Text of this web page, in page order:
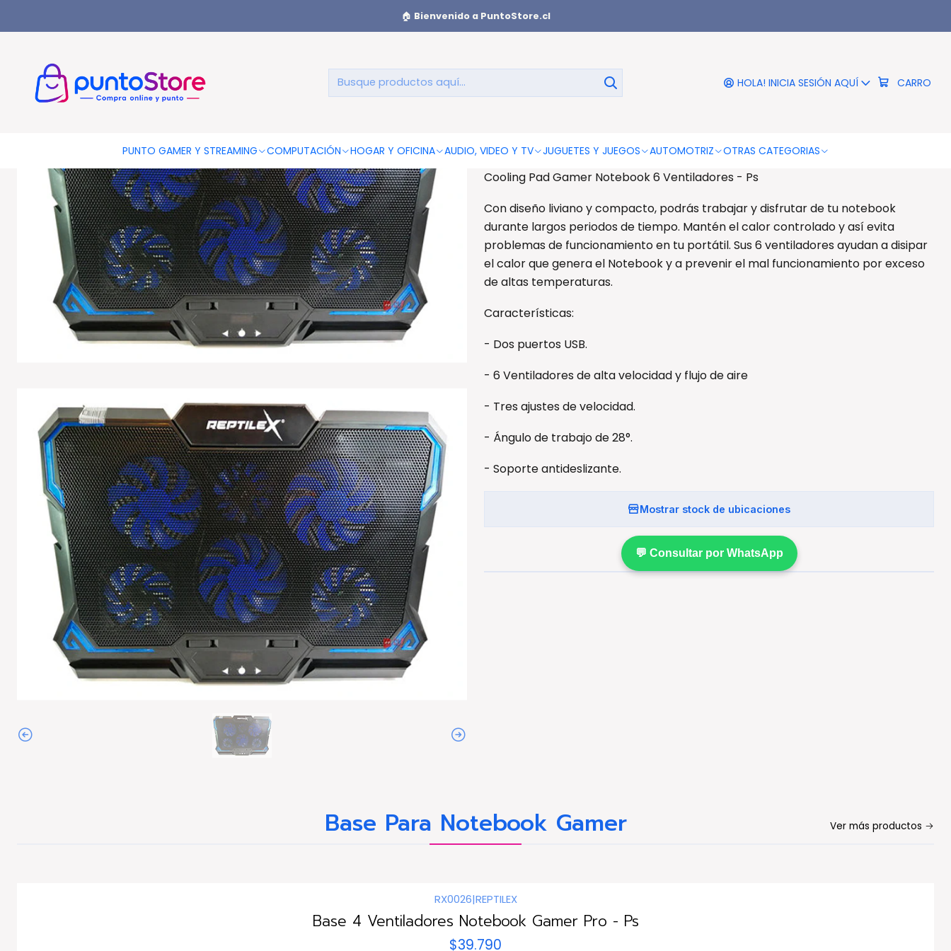
HOLA! INICIA SESIÓN AQUÍ CARRO
PUNTO GAMER Y STREAMING COMPUTACIÓN HOGAR Y OFICINA AUDIO, VIDEO Y TV JUGUETES Y JUEGOS AUTOMOTRIZ OTRAS CATEGORIAS
🏠 Bienvenido a PuntoStore.cl
Cooling Pad Gamer Notebook 6 Ventiladores - Ps
Cooling Pad Gamer Notebook 6
Ventiladores - Ps
DESCRIPCIÓN
Cooling Pad Gamer Notebook 6 Ventiladores - Ps
Con diseño liviano y compacto, podrás trabajar y disfrutar de tu notebook
durante largos periodos de tiempo. Mantén el calor controlado y así evita
problemas de funcionamiento en tu portátil. Sus 6 ventiladores ayudan a disipar
el calor que genera el Notebook y a prevenir el mal funcionamiento por exceso
de altas temperaturas.
Características:
- Dos puertos USB.
- 6 Ventiladores de alta velocidad y flujo de aire
- Tres ajustes de velocidad.
- Ángulo de trabajo de 28°.
- Soporte antideslizante.
Mostrar stock de ubicaciones
💬 Consultar por WhatsApp
Base Para Notebook Gamer Ver más productos
RX0026|REPTILEX
Base 4 Ventiladores Notebook Gamer Pro - Ps
$39.790